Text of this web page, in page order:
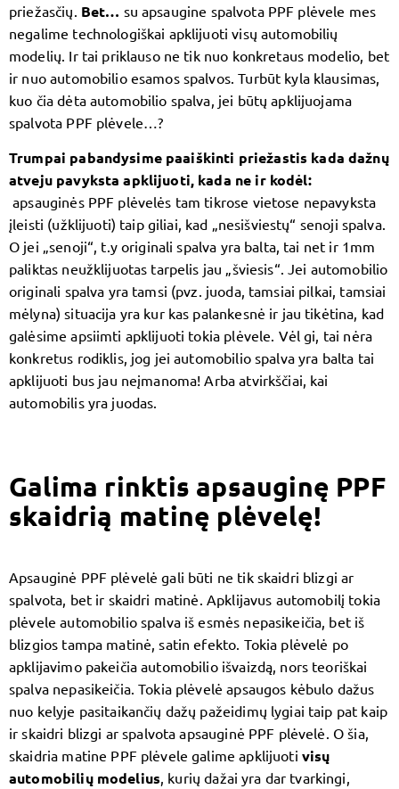
priežasčių. Bet… su apsaugine spalvota PPF plėvele mes
negalime technologiškai apklijuoti visų automobilių
modelių. Ir tai priklauso ne tik nuo konkretaus modelio, bet
ir nuo automobilio esamos spalvos. Turbūt kyla klausimas,
kuo čia dėta automobilio spalva, jei būtų apklijuojama
spalvota PPF plėvele…?
Trumpai pabandysime paaiškinti priežastis kada dažnų
atveju pavyksta apklijuoti, kada ne ir kodėl:
apsauginės PPF plėvelės tam tikrose vietose nepavyksta
įleisti (užklijuoti) taip giliai, kad „nesišviestų“ senoji spalva.
O jei „senoji“, t.y originali spalva yra balta, tai net ir 1mm
paliktas neužklijuotas tarpelis jau „šviesis“. Jei automobilio
originali spalva yra tamsi (pvz. juoda, tamsiai pilkai, tamsiai
mėlyna) situacija yra kur kas palankesnė ir jau tikėtina, kad
galėsime apsiimti apklijuoti tokia plėvele. Vėl gi, tai nėra
konkretus rodiklis, jog jei automobilio spalva yra balta tai
apklijuoti bus jau neįmanoma! Arba atvirkščiai, kai
automobilis yra juodas.
Galima rinktis apsauginę PPF
skaidrią matinę plėvelę!
Apsauginė PPF plėvelė gali būti ne tik skaidri blizgi ar
spalvota, bet ir skaidri matinė. Apklijavus automobilį tokia
plėvele automobilio spalva iš esmės nepasikeičia, bet iš
blizgios tampa matinė, satin efekto. Tokia plėvelė po
apklijavimo pakeičia automobilio išvaizdą, nors teoriškai
spalva nepasikeičia. Tokia plėvelė apsaugos kėbulo dažus
nuo kelyje pasitaikančių dažų pažeidimų lygiai taip pat kaip
ir skaidri blizgi ar spalvota apsauginė PPF plėvelė. O šia,
skaidria matine PPF plėvele galime apklijuoti visų
automobilių modelius , kurių dažai yra dar tvarkingi,